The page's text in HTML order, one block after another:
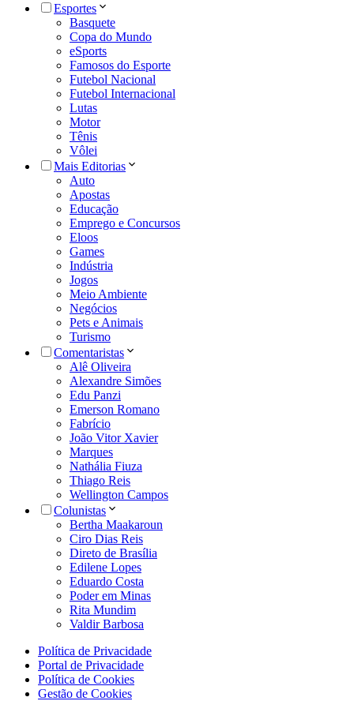
Esportes
Basquete
Copa do Mundo
eSports
Famosos do Esporte
Futebol Nacional
Futebol Internacional
Lutas
Motor
Tênis
Vôlei
Mais Editorias
Auto
Apostas
Educação
Emprego e Concursos
Eloos
Games
Indústria
Jogos
Meio Ambiente
Negócios
Pets e Animais
Turismo
Comentaristas
Alê Oliveira
Alexandre Simões
Edu Panzi
Emerson Romano
Fabrício
João Vitor Xavier
Marques
Nathália Fiuza
Thiago Reis
Wellington Campos
Colunistas
Bertha Maakaroun
Ciro Dias Reis
Direto de Brasília
Edilene Lopes
Eduardo Costa
Poder em Minas
Rita Mundim
Valdir Barbosa
Política de Privacidade
Portal de Privacidade
Política de Cookies
Gestão de Cookies